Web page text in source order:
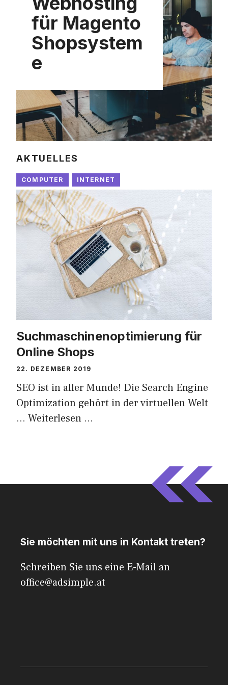
für Magento
Shopsystem
e
AKTUELLES
COMPUTER INTERNET
Suchmaschinenoptimierung für
Online Shops
22. DEZEMBER 2019
SEO ist in aller Munde! Die Search Engine
Optimization gehört in der virtuellen Welt
… Weiterlesen …
Sie möchten mit uns in Kontakt treten?
Schreiben Sie uns eine E-Mail an
office@adsimple.at